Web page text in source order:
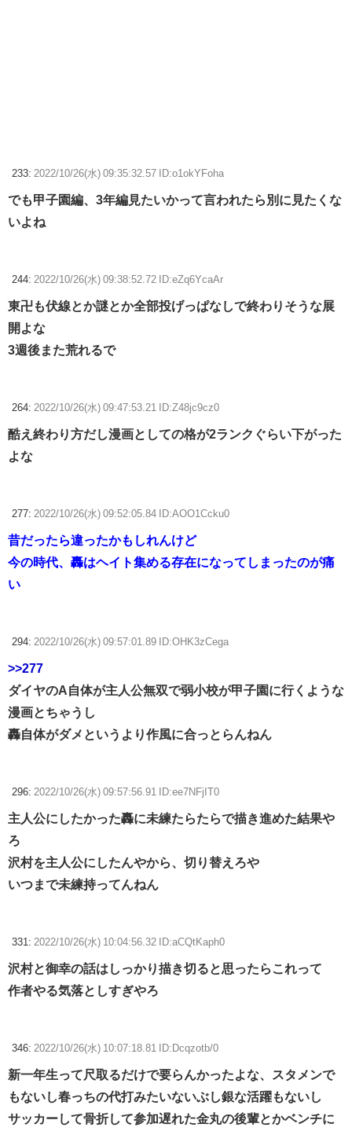
233: 2022/10/26(水) 09:35:32.57 ID:o1okYFoha
でも甲子園編、3年編見たいかって言われたら別に見たくな
いよね
244: 2022/10/26(水) 09:38:52.72 ID:eZq6YcaAr
東卍も伏線とか謎とか全部投げっぱなしで終わりそうな展
開よな
3週後また荒れるで
264: 2022/10/26(水) 09:47:53.21 ID:Z48jc9cz0
酷え終わり方だし漫画としての格が2ランクぐらい下がった
よな
277: 2022/10/26(水) 09:52:05.84 ID:AOO1Ccku0
昔だったら違ったかもしれんけど
今の時代、轟はヘイト集める存在になってしまったのが痛
い
294: 2022/10/26(水) 09:57:01.89 ID:OHK3zCega
>>277
ダイヤのA自体が主人公無双で弱小校が甲子園に行くような
漫画とちゃうし
轟自体がダメというより作風に合っとらんねん
296: 2022/10/26(水) 09:57:56.91 ID:ee7NFjIT0
主人公にしたかった轟に未練たらたらで描き進めた結果や
ろ
沢村を主人公にしたんやから、切り替えろや
いつまで未練持ってんねん
331: 2022/10/26(水) 10:04:56.32 ID:aCQtKaph0
沢村と御幸の話はしっかり描き切ると思ったらこれって
作者やる気落としすぎやろ
346: 2022/10/26(水) 10:07:18.81 ID:Dcqzotb/0
新一年生って尺取るだけで要らんかったよな、スタメンで
もないし春っちの代打みたいないぶし銀な活躍もないし
サッカーして骨折して参加遅れた金丸の後輩とかベンチに